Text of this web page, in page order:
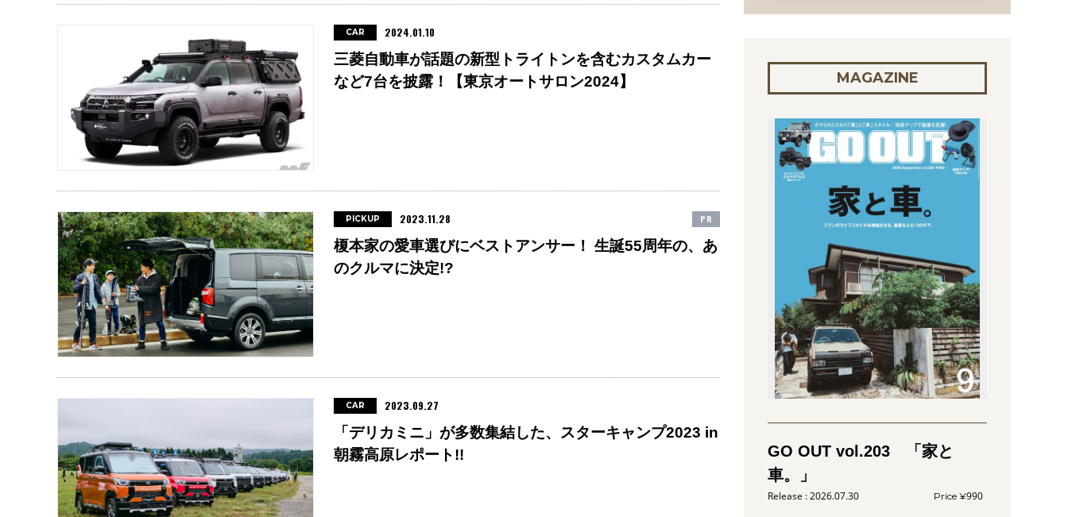
三菱自動車が話題の新型トライトンを含むカスタムカー
など7台を披露！【東京オートサロン2024】
CAR 2024.01.10
榎本家の愛車選びにベストアンサー！ 生誕55周年の、あ
のクルマに決定!?
PICKUP 2023.11.28 PR
「デリカミニ」が多数集結した、スターキャンプ2023 in
朝霧高原レポート!!
CAR 2023.09.27
MAGAZINE
GO OUT vol.203 「家と
車。」
2026.07.30 990